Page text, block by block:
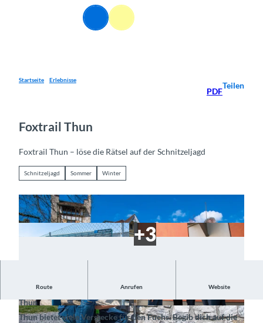
Suche Menü
Startseite Erlebnisse
PDF
Teilen
Foxtrail Thun
Foxtrail Thun – löse die Rätsel auf der Schnitzeljagd
Schnitzeljagd Sommer Winter
© Foxtrail Thun, Interlaken Tourismus |
CC-BY-SA
© Foxtrail Thun, Interlaken Tourismus |
CC-BY-SA
Route Anrufen Website
Begib dich auf die Spur des Fuchses und entdecke die Stadt
Thun
Thun bietet viele Verstecke für den Fuchs. Begib dich auf die